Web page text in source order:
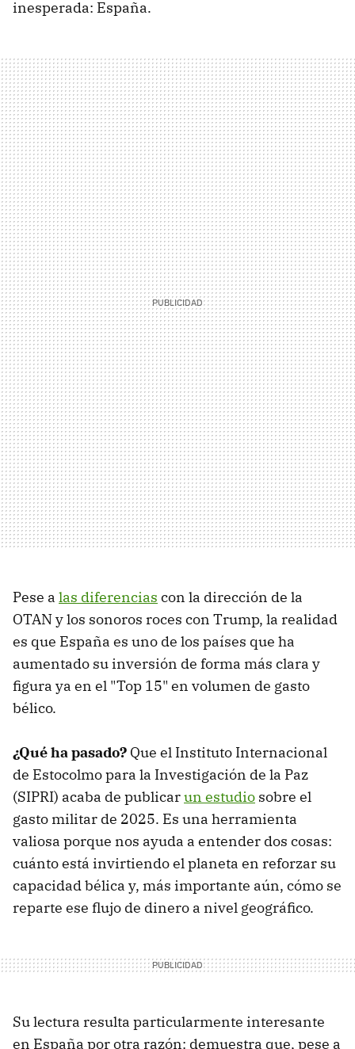
inesperada: España.
Pese a las diferencias con la dirección de la
OTAN y los sonoros roces con Trump, la realidad
es que España es uno de los países que ha
aumentado su inversión de forma más clara y
figura ya en el "Top 15" en volumen de gasto
bélico.
¿Qué ha pasado? Que el Instituto Internacional
de Estocolmo para la Investigación de la Paz
(SIPRI) acaba de publicarun estudio sobre el
gasto militar de 2025. Es una herramienta
valiosa porque nos ayuda a entender dos cosas:
cuánto está invirtiendo el planeta en reforzar su
capacidad bélica y, más importante aún, cómo se
reparte ese flujo de dinero a nivel geográfico.
Su lectura resulta particularmente interesante
en España por otra razón: demuestra que, pese a